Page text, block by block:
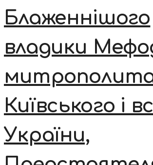
Блаженнішого
владики
Київського і
України,